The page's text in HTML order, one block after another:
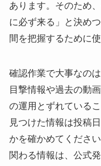
あります。そのため
に必ず来る」と決め
間を把握するために
確認作業で大事なの
目撃情報や過去の動
の運用とずれている
見つけた情報は投稿
かを確かめてくださ
関わる情報は、公式